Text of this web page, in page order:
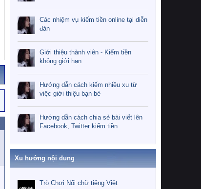
Các nhiệm vụ kiếm tiền online tại diễn
đàn
Giới thiệu thành viên - Kiếm tiền
không giới hạn
Hướng dẫn cách kiếm nhiều xu từ
việc giới thiệu bạn bè
Hướng dẫn cách chia sẻ bài viết lên
Facebook, Twitter kiếm tiền
Xu hướng nội dung
Trò Chơi Nối chữ tiếng Việt